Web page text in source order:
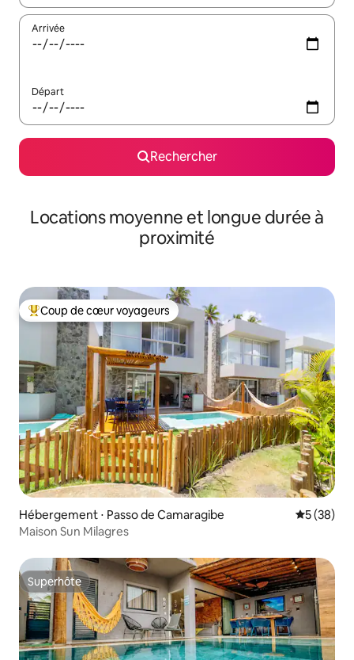
Arrivée
Départ
Rechercher
Locations moyenne et longue durée à
proximité
Coups de cœur voyageurs les plus appréciés
Coup de cœur voyageurs
Hébergement ⋅ Passo de Camaragibe
5 (38)
Maison Sun Milagres
Superhôte
Superhôte